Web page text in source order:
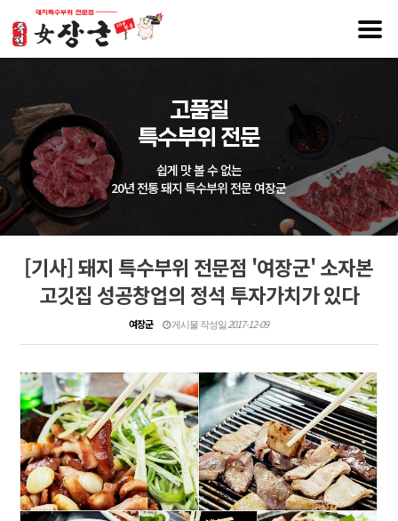
고품질
특수부위 전문
쉽게 맛 볼 수 없는
20년 전통 돼지 특수부위 전문 여장군
[기사] 돼지 특수부위 전문점 '여장군' 소자본
고깃집 성공창업의 정석 투자가치가 있다
여장군 게시물 작성일 2017-12-09